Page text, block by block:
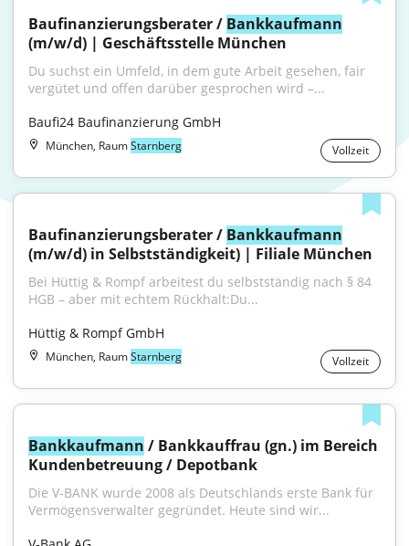
Baufinanzierungsberater / Bankkaufmann
(m/w/d) | Geschäftsstelle München
Du suchst ein Umfeld, in dem gute Arbeit gesehen, fair
vergütet und offen darüber gesprochen wird –...
Baufi24 Baufinanzierung GmbH
München, RaumStarnberg Vollzeit
Baufinanzierungsberater / Bankkaufmann
(m/w/d) in Selbstständigkeit) | Filiale München
Bei Hüttig & Rompf arbeitest du selbstständig nach § 84
HGB – aber mit echtem Rückhalt:Du...
Hüttig & Rompf GmbH
München, RaumStarnberg Vollzeit
Bankkaufmann / Bankkauffrau (gn.) im Bereich
Kundenbetreuung / Depotbank
Die V-BANK wurde 2008 als Deutschlands erste Bank für
Vermögensverwalter gegründet. Heute sind wir...